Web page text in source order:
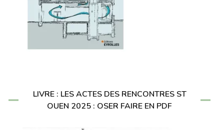
LIVRE : LES ACTES DES RENCONTRES ST
OUEN 2025 : OSER FAIRE EN PDF